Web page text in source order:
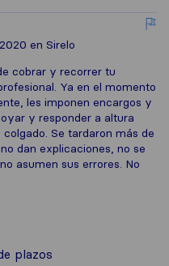
en Sirelo
cobrar y recorrer tu
Ya en el momento
les imponen encargos y
y responder a altura
Se tardaron más de
dan explicaciones, no se
asumen sus errores. No
plazos